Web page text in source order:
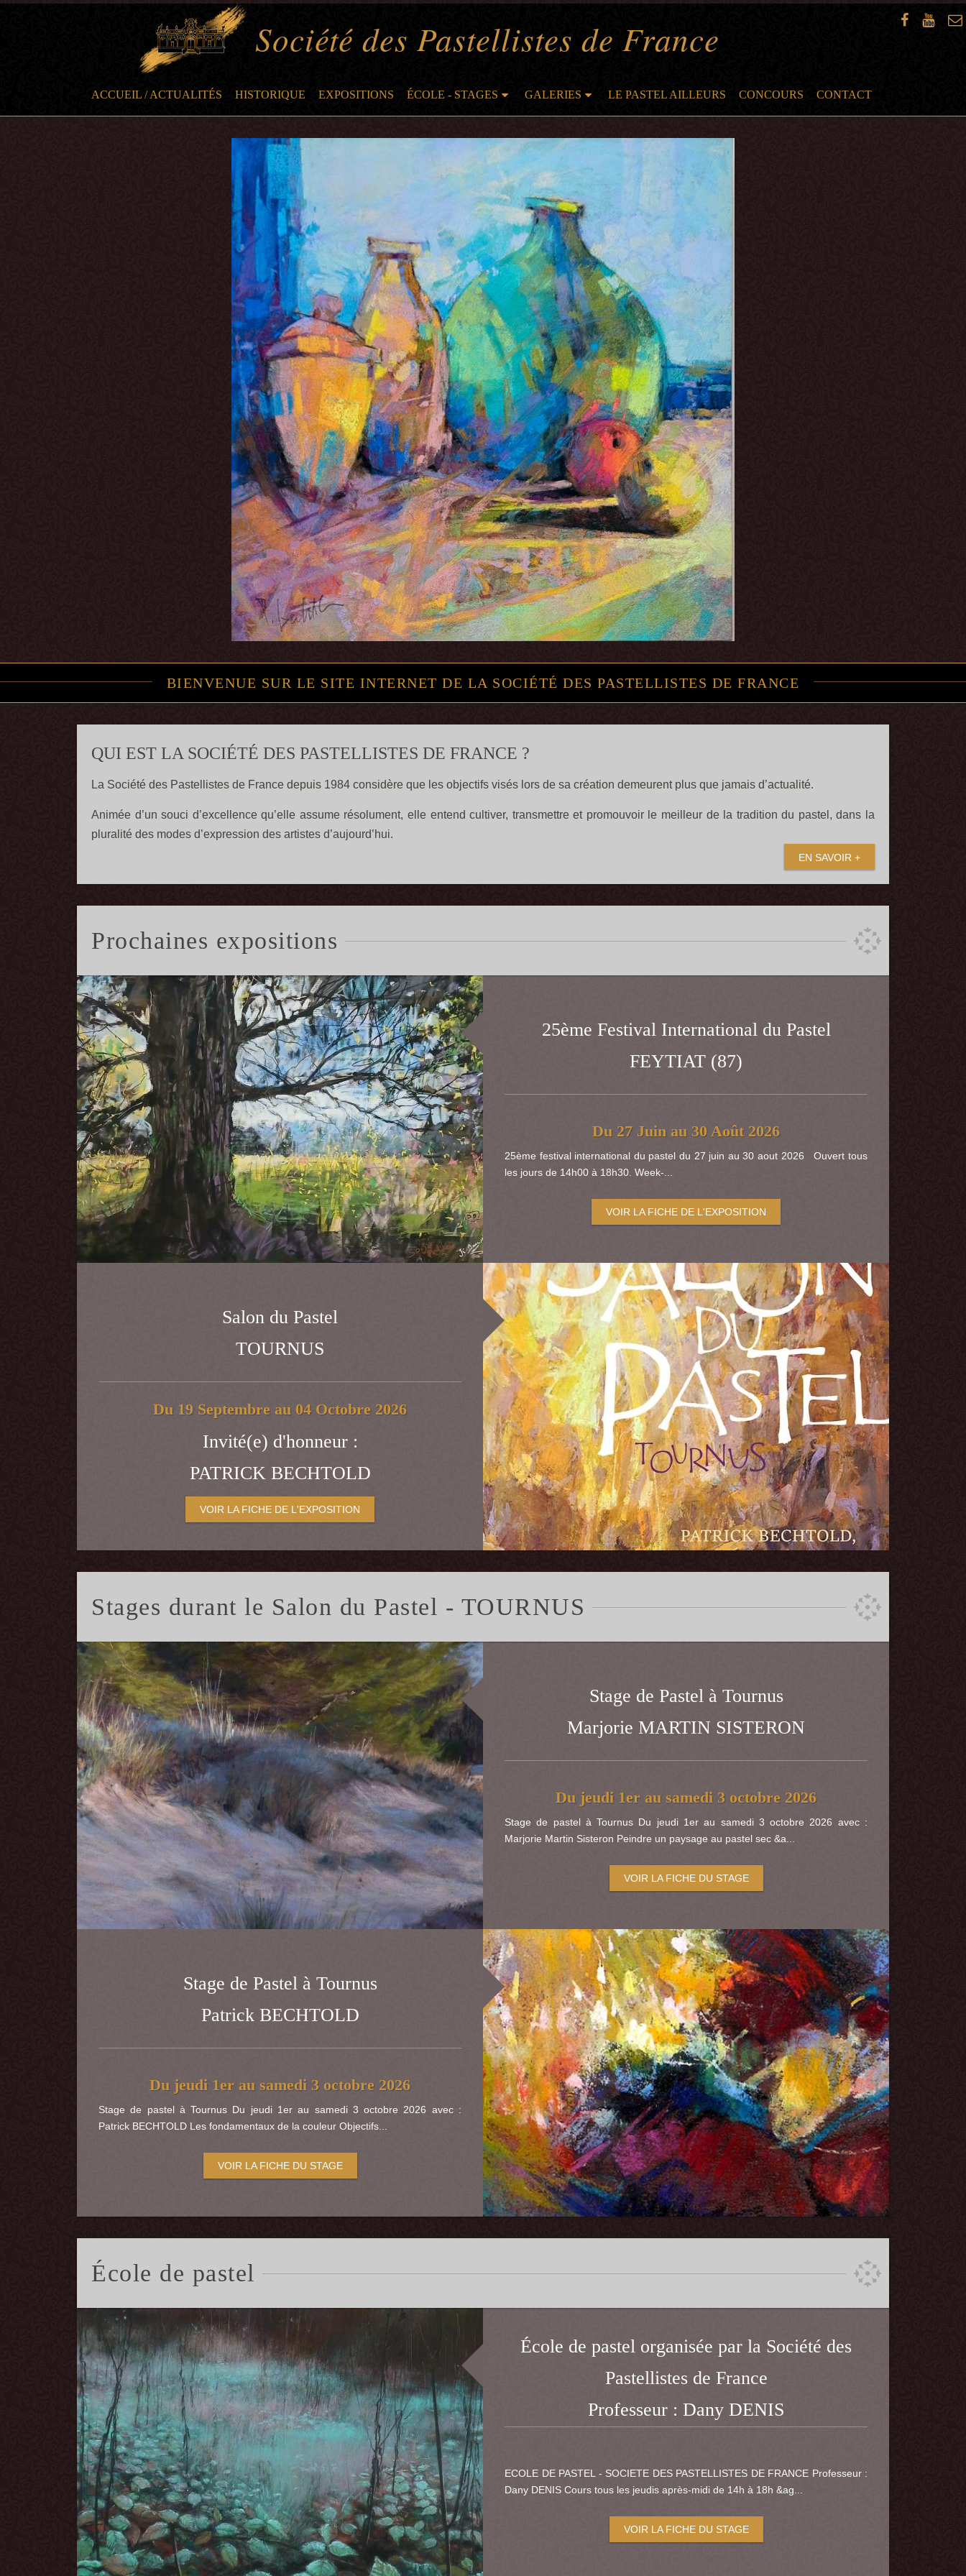
Société des Pastellistes de France
ACCUEIL / ACTUALITÉS HISTORIQUE EXPOSITIONS ÉCOLE - STAGES GALERIES LE PASTEL AILLEURS CONCOURS CONTACT
BIENVENUE SUR LE SITE INTERNET DE LA SOCIÉTÉ DES PASTELLISTES DE FRANCE
QUI EST LA SOCIÉTÉ DES PASTELLISTES DE FRANCE ?
La Société des Pastellistes de France depuis 1984 considère que les objectifs visés lors de sa création demeurent plus que jamais d’actualité.
Animée d’un souci d’excellence qu’elle assume résolument, elle entend cultiver, transmettre et promouvoir le meilleur de la tradition du pastel, dans la
pluralité des modes d’expression des artistes d’aujourd’hui.
EN SAVOIR +
Prochaines expositions
25ème Festival International du Pastel
FEYTIAT (87)
Du 27 Juin au 30 Août 2026
25ème festival international du pastel du 27 juin au 30 aout 2026 Ouvert tous
les jours de 14h00 à 18h30. Week-...
VOIR LA FICHE DE L'EXPOSITION
Salon du Pastel
TOURNUS
Du 19 Septembre au 04 Octobre 2026
Invité(e) d'honneur :
PATRICK BECHTOLD
VOIR LA FICHE DE L'EXPOSITION
Stages durant le Salon du Pastel - TOURNUS
Stage de Pastel à Tournus
Marjorie MARTIN SISTERON
Du jeudi 1er au samedi 3 octobre 2026
Stage de pastel à Tournus Du jeudi 1er au samedi 3 octobre 2026 avec :
Marjorie Martin Sisteron Peindre un paysage au pastel sec &a...
VOIR LA FICHE DU STAGE
Stage de Pastel à Tournus
Patrick BECHTOLD
Du jeudi 1er au samedi 3 octobre 2026
Stage de pastel à Tournus Du jeudi 1er au samedi 3 octobre 2026 avec :
Patrick BECHTOLD Les fondamentaux de la couleur Objectifs...
VOIR LA FICHE DU STAGE
École de pastel
École de pastel organisée par la Société des
Pastellistes de France
Professeur : Dany DENIS
ECOLE DE PASTEL - SOCIETE DES PASTELLISTES DE FRANCE Professeur :
Dany DENIS Cours tous les jeudis après-midi de 14h à 18h &ag...
VOIR LA FICHE DU STAGE